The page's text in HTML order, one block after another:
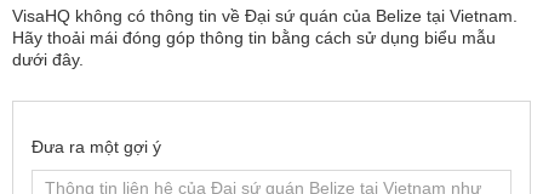
VisaHQ không có thông tin về Đại sứ quán của Belize tại Vietnam.
Hãy thoải mái đóng góp thông tin bằng cách sử dụng biểu mẫu
dưới đây.
Đưa ra một gợi ý